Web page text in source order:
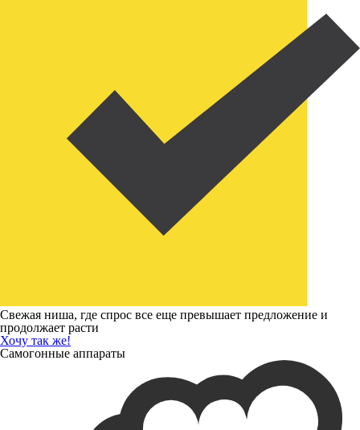
Свежая ниша, где спрос все еще превышает предложение и
продолжает расти
Хочу так же!
Самогонные аппараты